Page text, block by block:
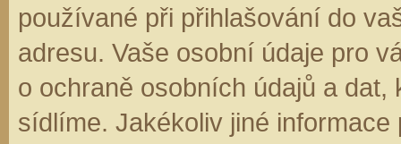
používané při přihlašování do
adresu. Vaše osobní údaje pro
o ochraně osobních údajů a
sídlíme. Jakékoliv jiné informace